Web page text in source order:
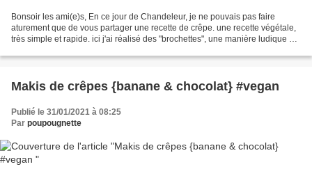
Bonsoir les ami(e)s, En ce jour de Chandeleur, je ne pouvais pas faire
aturement que de vous partager une recette de crêpe. une recette végétale,
très simple et rapide. ici j'ai réalisé des "brochettes", une manière ludique de
Makis de crêpes {banane & chocolat} #vegan
Publié le 31/01/2021 à 08:25
Par poupougnette